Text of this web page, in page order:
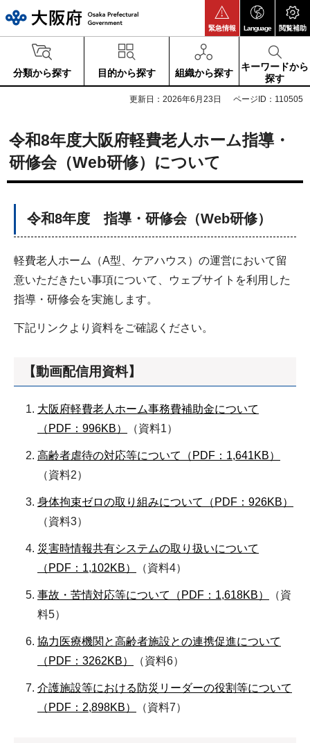
緊急情報 Language 閲覧補助
分類から探す 目的から探す 組織から探す
キーワードから
探す
更新日：2026年6月23日 ページID：110505
令和8年度大阪府軽費老人ホーム指導・
研修会（Web研修）について
令和8年度 指導・研修会（Web研修）
軽費老人ホーム（A型、ケアハウス）の運営において留
意いただきたい事項について、ウェブサイトを利用した
指導・研修会を実施します。
下記リンクより資料をご確認ください。
【動画配信用資料】
大阪府軽費老人ホーム事務費補助金について
（PDF：996KB）
（資料1）
高齢者虐待の対応等について（PDF：1,641KB）
（資料2）
身体拘束ゼロの取り組みについて（PDF：926KB）
（資料3）
災害時情報共有システムの取り扱いについて
（PDF：1,102KB）
（資料4）
事故・苦情対応等について（PDF：1,618KB）
（資
料5）
協力医療機関と高齢者施設との連携促進について
（PDF：3262KB）
（資料6）
介護施設等における防災リーダーの役割等について
（PDF：2,898KB）
（資料7）